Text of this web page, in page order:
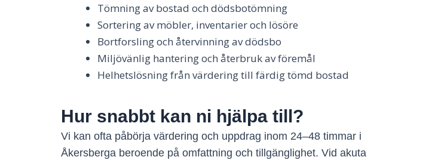
Tömning av bostad och dödsbotömning
Sortering av möbler, inventarier och lösöre
Bortforsling och återvinning av dödsbo
Miljövänlig hantering och återbruk av föremål
Helhetslösning från värdering till färdig tömd bostad
Hur snabbt kan ni hjälpa till?
Vi kan ofta påbörja värdering och uppdrag inom 24–48 timmar i
Åkersberga beroende på omfattning och tillgänglighet. Vid akuta